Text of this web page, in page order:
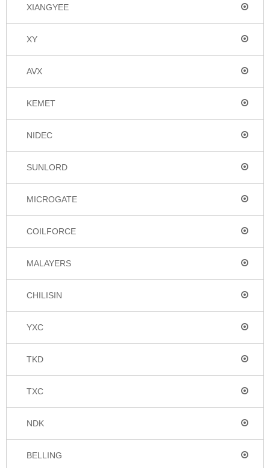
XIANGYEE
XY
AVX
KEMET
NIDEC
SUNLORD
MICROGATE
COILFORCE
MALAYERS
CHILISIN
YXC
TKD
TXC
NDK
BELLING